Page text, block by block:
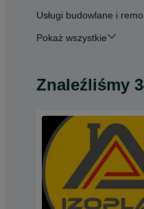
Usługi budowlane i
Pokaż wszystkie
Znaleźliśmy